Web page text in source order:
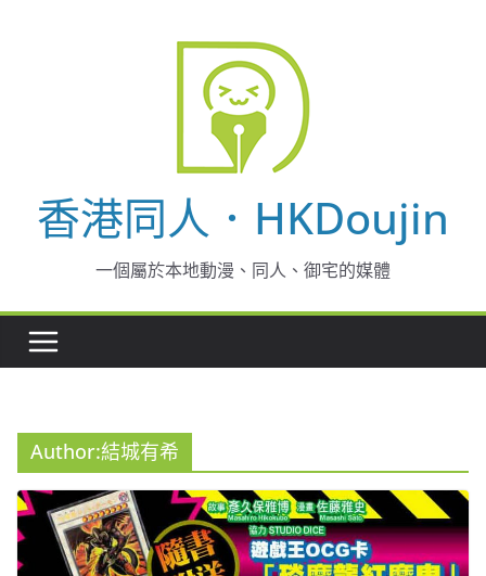
香港同人．HKDoujin
一個屬於本地動漫、同人、御宅的媒體
Author:結城有希